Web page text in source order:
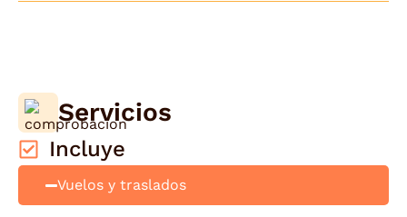
Servicios
Incluye
Vuelos y traslados